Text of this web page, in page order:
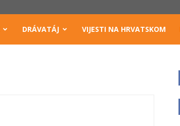
DRÁVATÁJ VIJESTI NA HRVATSKOM